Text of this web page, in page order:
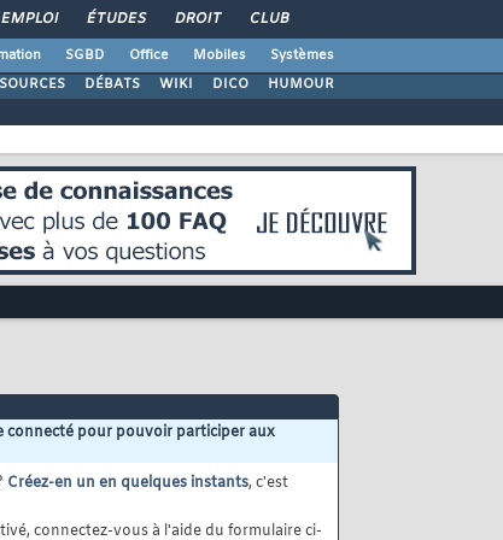
EMPLOI ÉTUDES DROIT CLUB
SGBD Office Mobiles
Systèmes
SOURCES DÉBATS WIKI DICO HUMOUR
connecté pour pouvoir participer aux
Créez-en un en quelques instants, c'est
connectez-vous à l'aide du formulaire ci-